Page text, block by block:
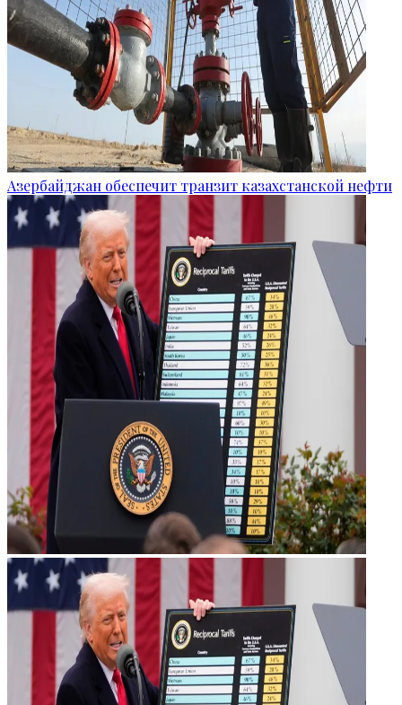
Азербайджан обеспечит транзит казахстанской нефти